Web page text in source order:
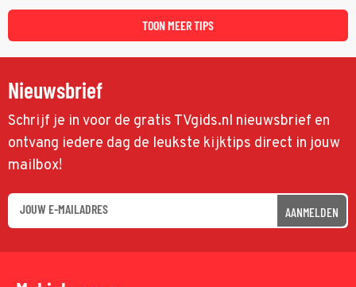
TOON MEER TIPS
Nieuwsbrief
Schrijf je in voor de gratis TVgids.nl nieuwsbrief en
ontvang iedere dag de leukste kijktips direct in jouw
mailbox!
AANMELDEN